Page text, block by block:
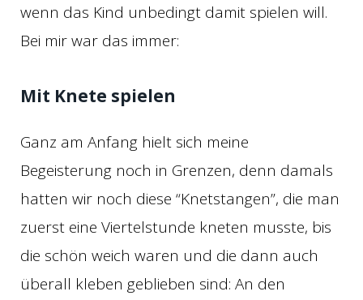
wenn das Kind unbedingt damit spielen will.
Bei mir war das immer:
Mit Knete spielen
Ganz am Anfang hielt sich meine
Begeisterung noch in Grenzen, denn damals
hatten wir noch diese “Knetstangen”, die man
zuerst eine Viertelstunde kneten musste, bis
die schön weich waren und die dann auch
überall kleben geblieben sind: An den